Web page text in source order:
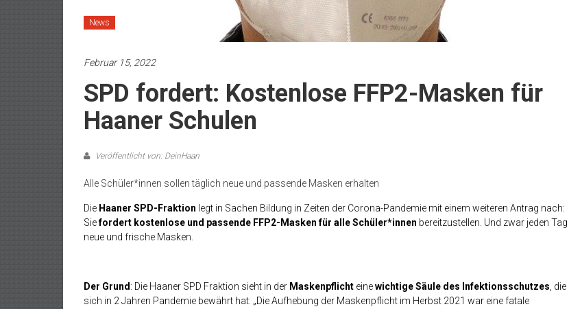
News
Februar 15, 2022
SPD fordert: Kostenlose FFP2-Masken für
Haaner Schulen
Veröffentlicht von: DeinHaan
Alle Schüler*innen sollen täglich neue und passende Masken erhalten
Die Haaner SPD-Fraktion legt in Sachen Bildung in Zeiten der Corona-Pandemie mit einem weiteren Antrag nach:
Siefordert kostenlose und passende FFP2-Masken für alle Schüler*innen bereitzustellen. Und zwar jeden Tag
neue und frische Masken.
Der Grund : Die Haaner SPD Fraktion sieht in der Maskenpflicht einewichtige Säule des Infektionsschutzes , die
sich in 2 Jahren Pandemie bewährt hat: „Die Aufhebung der Maskenpflicht im Herbst 2021 war eine fatale